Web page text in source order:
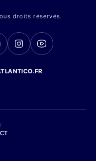
droits réservés.
/